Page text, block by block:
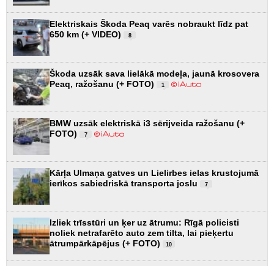
Elektriskais Škoda Peaq varēs nobraukt līdz pat
650 km (+ VIDEO)
8
Škoda uzsāk sava lielākā modeļa, jaunā krosovera
Peaq, ražošanu (+ FOTO)
1
BMW uzsāk elektriskā i3 sērijveida ražošanu (+
FOTO)
7
Kārļa Ulmaņa gatves un Lielirbes ielas krustojumā
ierīkos sabiedriskā transporta joslu
7
Izliek trīsstūri un ķer uz ātrumu: Rīgā policisti
noliek netrafarēto auto zem tilta, lai pieķertu
ātrumpārkāpējus (+ FOTO)
10